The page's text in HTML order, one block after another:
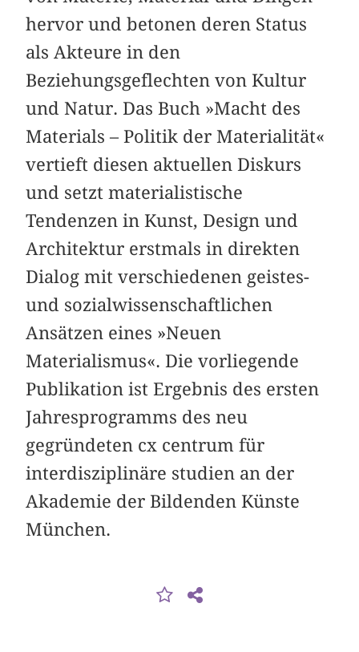
hervor und betonen deren Status
als Akteure in den
Beziehungsgeflechten von Kultur
und Natur. Das Buch »Macht des
Materials – Politik der Materialität«
vertieft diesen aktuellen Diskurs
und setzt materialistische
Tendenzen in Kunst, Design und
Architektur erstmals in direkten
Dialog mit verschiedenen geistes-
und sozialwissenschaftlichen
Ansätzen eines »Neuen
Materialismus«. Die vorliegende
Publikation ist Ergebnis des ersten
Jahresprogramms des neu
gegründeten cx centrum für
interdisziplinäre studien an der
Akademie der Bildenden Künste
München.